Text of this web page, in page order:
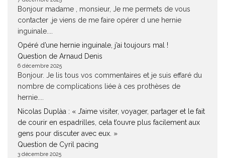
Bonjour madame , monsieur, Je me permets de vous
contacter ,je viens de me faire opérer d une hernie
inguinale....
Opéré d’une hernie inguinale, j’ai toujours mal !
Question de Arnaud Denis
6 décembre 2025
Bonjour. Je lis tous vos commentaires et je suis effaré du
nombre de complications liée à ces prothèses de
hernie....
Nicolas Duplàa : « J’aime visiter, voyager, partager et le fait
de courir en espadrilles, cela t’ouvre plus facilement aux
gens pour discuter avec eux. »
Question de Cyril pacing
3 décembre 2025